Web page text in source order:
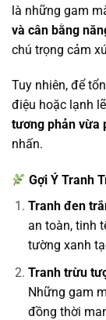
là những gam
và cân bằng
chú trọng cảm
Tuy nhiên, để
điệu hoặc lạnh
tương phản vừa
nhấn.
Gợi Ý Tranh
Tranh đen
an toàn, tinh
tường xanh
Tranh trừu
Những gam
đồng thời